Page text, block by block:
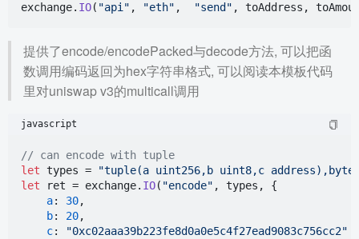
exchange. IO( "api" , "eth" , "send"
提供了encode/encodePacked与decode方法, 可以把函
数调用编码返回为hex字符串格式, 可以阅读本模板代码
里对uniswap v3的multicall调用
javascript
// can encode with tuple
let types =
"tuple(a uint256,b uint8,c
let ret = exchange. IO( "encode" , types, {
a: 30,
b: 20,
c:
"0xc02aaa39b223fe8d0a0e5c4f27ead9083c756cc2"